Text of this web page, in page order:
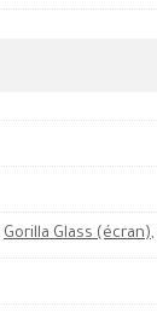
Gorilla Glass (écran),